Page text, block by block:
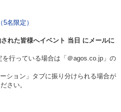
名限定）
れた皆様へイベント 当日 にメールに
行っている場合は「＠agos.co.jp」の
ション」タブに振り分けられる場合が
さい。